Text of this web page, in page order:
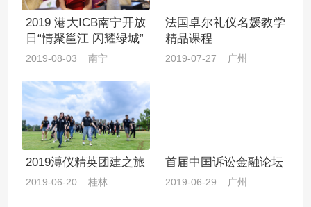
2019 港大ICB南宁开放
日“情聚邕江 闪耀绿城”
2019-08-03 南宁
法国卓尔礼仪名媛教学
精品课程
2019-07-27 广州
2019溥仪精英团建之旅
2019-06-20 桂林
首届中国诉讼金融论坛
2019-06-29 广州